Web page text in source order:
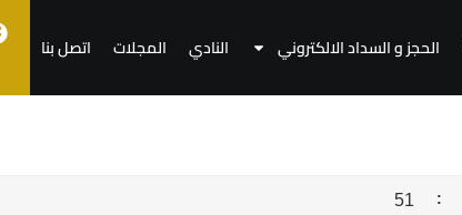
الحجز و السداد الالكتروني النادي المجلات اتصل بنا
51